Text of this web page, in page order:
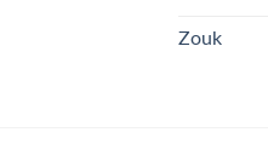
Zouk